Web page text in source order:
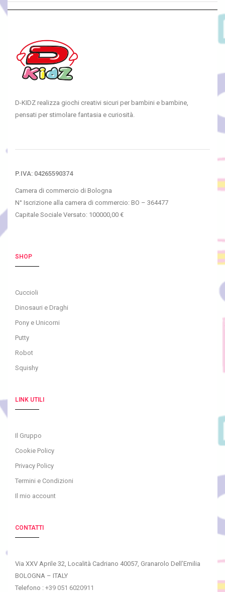
D-KIDZ realizza giochi creativi sicuri per bambini e bambine,
pensati per stimolare fantasia e curiosità.
P.IVA: 04265590374
Camera di commercio di Bologna
N° Iscrizione alla camera di commercio: BO – 364477
Capitale Sociale Versato: 100000,00 €
SHOP
Cuccioli
Dinosauri e Draghi
Pony e Unicorni
Putty
Robot
Squishy
LINK UTILI
Il Gruppo
Cookie Policy
Privacy Policy
Termini e Condizioni
Il mio account
CONTATTI
Via XXV Aprile 32, Località Cadriano 40057, Granarolo Dell’Emilia
BOLOGNA – ITALY
Telefono : +39 051 6020911